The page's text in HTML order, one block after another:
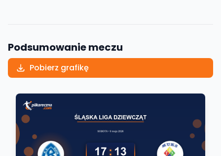
Podsumowanie meczu
Pobierz grafikę